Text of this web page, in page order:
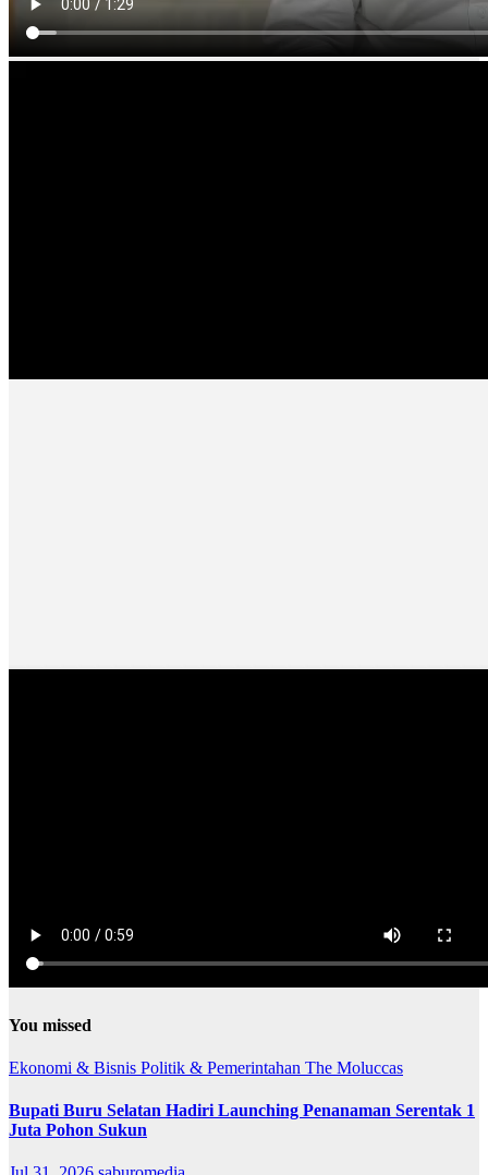
You missed
Ekonomi & Bisnis Politik & Pemerintahan The Moluccas
Bupati Buru Selatan Hadiri Launching Penanaman Serentak 1
Juta Pohon Sukun